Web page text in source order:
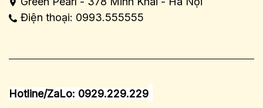
Điện thoại: 0993.555555
Hotline/ZaLo: 0929.229.229